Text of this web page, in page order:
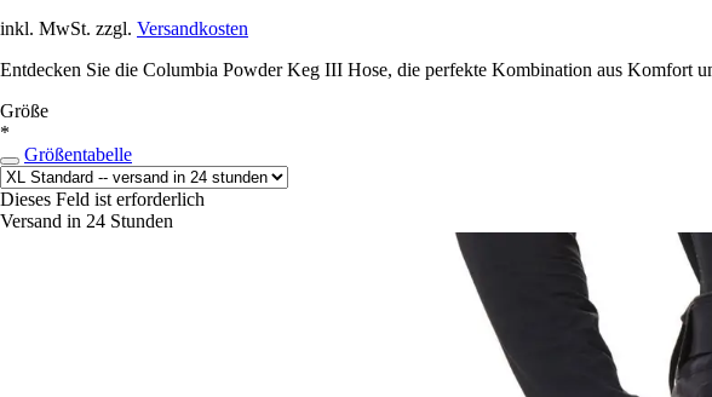
inkl. MwSt. zzgl. Versandkosten
Entdecken Sie die Columbia Powder Keg III Hose, die perfekte Kombination aus Komfort
Größe
*
Größentabelle
Dieses Feld ist erforderlich
Versand in 24 Stunden